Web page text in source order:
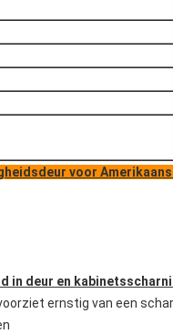
voor
in deur en
ernstig van een